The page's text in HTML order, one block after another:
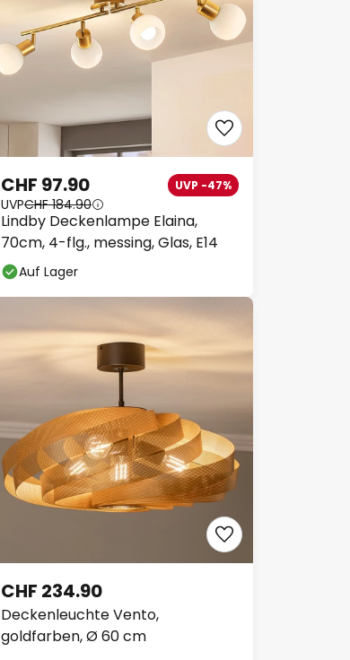
Lindby Deckenlampe Elaina,
70cm, 4-flg., messing, Glas, E14
CHF 97.90 UVP -47%
UVPCHF 184.90
Auf Lager
Deckenleuchte Vento,
goldfarben, Ø 60 cm
CHF 234.90